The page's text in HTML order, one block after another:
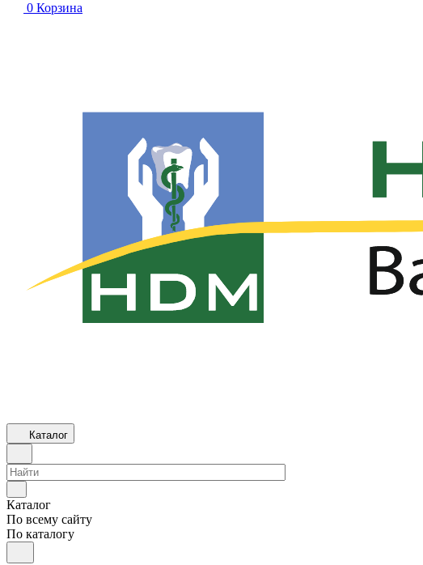
0 Корзина
Каталог
Каталог
По всему сайту
По каталогу